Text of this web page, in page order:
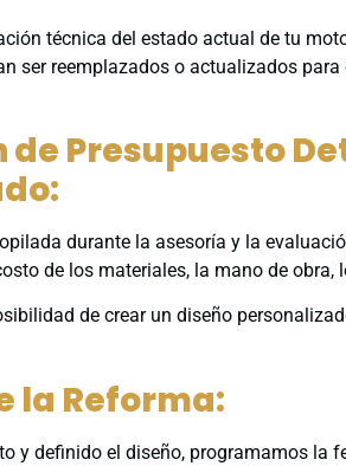
técnica del estado actual de tu
ser reemplazados o actualizados
de Presupuesto
durante la asesoría y la
de los materiales, la mano de
de crear un diseño
la Reforma:
y definido el diseño, programamos la